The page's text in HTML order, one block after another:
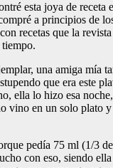
esta joya de receta
a principios de
recetas que la
una amiga mía
que era este
ella lo hizo esa
vino en un solo plato
pedía 75 ml (1/3
con eso, siendo